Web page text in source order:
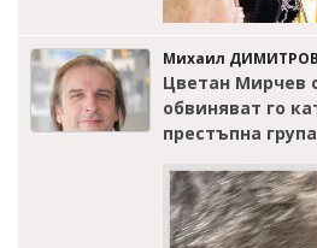
Михаил ДИМИТРОВ
Цветан Мирчев
обвиняват го
престъпна група